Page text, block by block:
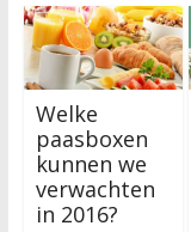
Welke
paasboxen
kunnen we
verwachten
in 2016?